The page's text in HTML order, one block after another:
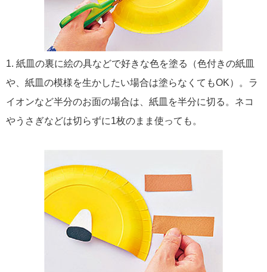
1. 紙皿の裏に絵の具などで好きな色を塗る（色付きの紙皿
や、紙皿の模様を生かしたい場合は塗らなくてもOK）。ラ
イオンなど半分のお面の場合は、紙皿を半分に切る。ネコ
やうさぎなどは切らずに1枚のまま使っても。